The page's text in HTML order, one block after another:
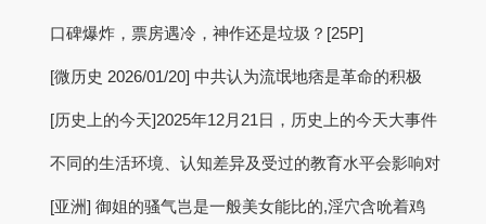
口碑爆炸，票房遇冷，神作还是垃圾？[25P]
[微历史 2026/01/20] 中共认为流氓地痞是革命的积极
[历史上的今天]2025年12月21日，历史上的今天大事件
不同的生活环境、认知差异及受过的教育水平会影响对
[亚洲] 御姐的骚气岂是一般美女能比的,淫穴含吮着鸡